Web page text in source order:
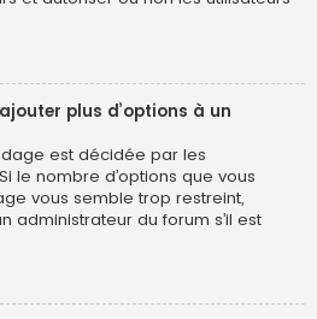
plus d’options à un
est décidée par les
le nombre d’options que vous
vous semble trop restreint,
administrateur du forum s’il est